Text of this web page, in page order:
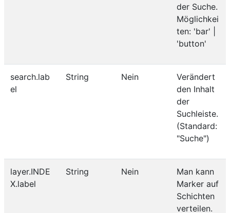
der Suche.
Möglichkei
ten: 'bar' |
'button'
search.lab
el
String Nein
Verändert
den Inhalt
der
Suchleiste.
(Standard:
"Suche")
layer.INDE
X.label
String Nein
Man kann
Marker auf
Schichten
verteilen.